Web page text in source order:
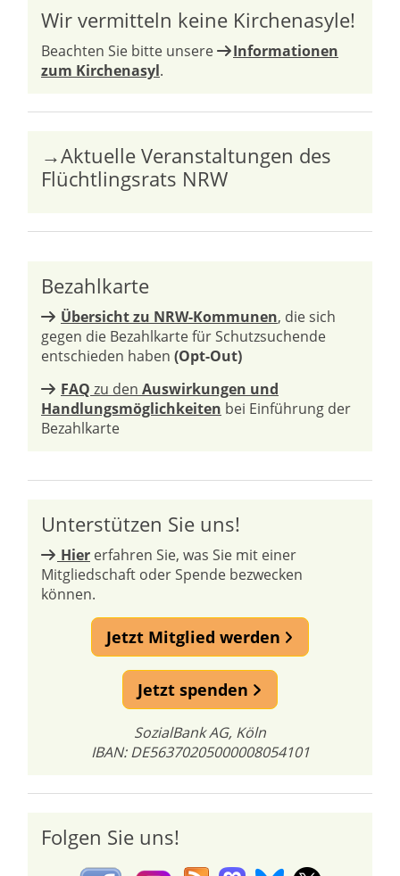
Wir vermitteln keine Kirchenasyle!
Beachten Sie bitte unsere
Informationen
zum Kirchenasyl.
→Aktuelle Veranstaltungen des
Flüchtlingsrats NRW
Bezahlkarte
Übersicht zu NRW-Kommunen, die sich
gegen die Bezahlkarte für Schutzsuchende
entschieden haben (Opt-Out)
FAQ zu den Auswirkungen und
Handlungsmöglichkeiten bei Einführung der
Bezahlkarte
Unterstützen Sie uns!
Hier erfahren Sie, was Sie mit einer
Mitgliedschaft oder Spende bezwecken
können.
Jetzt Mitglied werden
Jetzt spenden
SozialBank AG, Köln
IBAN: DE56370205000008054101
Folgen Sie uns!